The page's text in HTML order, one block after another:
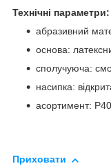
Технічні параметри:
абразивний
основа:
сполучуюча:
насипка:
асортимент: P40
Приховати